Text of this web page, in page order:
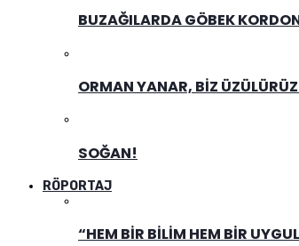
BUZAĞILARDA GÖBEK
ORMAN YANAR, BIZ
SOĞAN!
RÖPORTAJ
“HEM BIR BILIM HEM BIR